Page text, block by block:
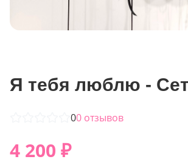
Я тебя люблю -
00 отзывов
4 200 ₽